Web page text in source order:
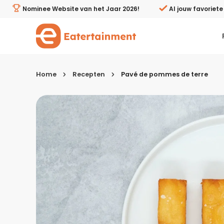
Pavé de pommes de terre - Eatertainment
Nominee Website van het Jaar 2026! Al jouw
Kies je menugang
Ontbijt
Lunch & brunch
Tussendoortjes
Voor- & tussengerechten
Home Recepten Pavé de pommes de terre